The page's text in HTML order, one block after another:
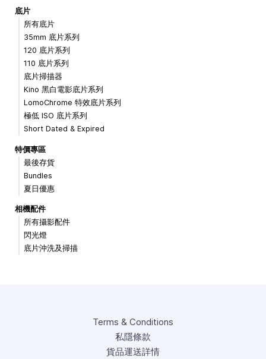
底片
所有底片
35mm 底片系列
120 底片系列
110 底片系列
底片掃描器
Kino 黑白電影底片系列
LomoChrome 特效底片系列
極低 ISO 底片系列
Short Dated & Expired
特價專區
最後存貨
Bundles
夏日優惠
相機配件
所有攝影配件
閃光燈
底片沖洗及掃描
Terms & Conditions
私隱條款
貨品運送詳情